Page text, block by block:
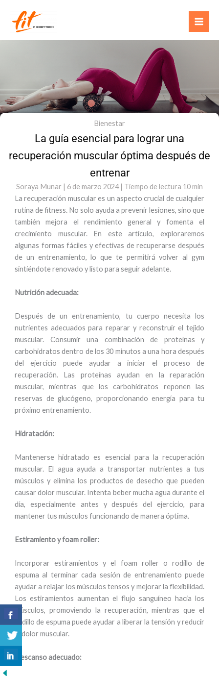
contenido
Bienestar
La guía esencial para lograr una
recuperación muscular óptima después de
entrenar
Soraya Munar | 6 de marzo 2024 | Tiempo de lectura 10min
La recuperación muscular es un aspecto crucial de cualquier
rutina de fitness. No solo ayuda a prevenir lesiones, sino que
también mejora el rendimiento general y fomenta el
crecimiento muscular. En este artículo, exploraremos
algunas formas fáciles y efectivas de recuperarse después
de un entrenamiento, lo que te permitirá volver al gym
sintiéndote renovado y listo para seguir adelante.
Nutrición adecuada:
Después de un entrenamiento, tu cuerpo necesita los
nutrientes adecuados para reparar y reconstruir el tejido
muscular. Consumir una combinación de proteínas y
carbohidratos dentro de los 30 minutos a una hora después
del ejercicio puede ayudar a iniciar el proceso de
recuperación. Las proteínas ayudan en la reparación
muscular, mientras que los carbohidratos reponen las
reservas de glucógeno, proporcionando energía para tu
próximo entrenamiento.
Hidratación:
Mantenerse hidratado es esencial para la recuperación
muscular. El agua ayuda a transportar nutrientes a tus
músculos y elimina los productos de desecho que pueden
causar dolor muscular. Intenta beber mucha agua durante el
día, especialmente antes y después del ejercicio, para
mantener tus músculos funcionando de manera óptima.
Estiramiento y foam roller:
Incorporar estiramientos y el foam roller o rodillo de
espuma al terminar cada sesión de entrenamiento puede
ayudar a relajar los músculos tensos y mejorar la flexibilidad.
Los estiramientos aumentan el flujo sanguíneo hacia los
músculos, promoviendo la recuperación, mientras que el
rodillo de espuma puede ayudar a liberar la tensión y reducir
el dolor muscular.
Descanso adecuado: